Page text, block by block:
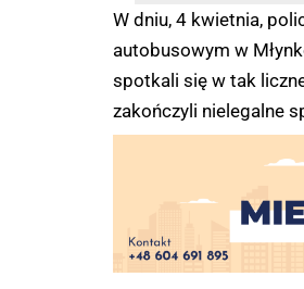
W dniu, 4 kwietnia,
autobusowym w
spotkali się w tak
zakończyli nielegalne